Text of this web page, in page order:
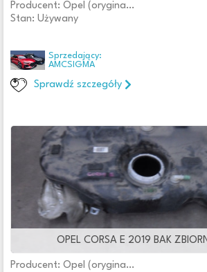
Producent: Opel (oryginalne OE)
Stan: Używany
Sprzedający:
AMCSIGMA
Sprawdź szczegóły
OPEL CORSA E 2019 BAK
Producent: Opel (oryginalne OE)